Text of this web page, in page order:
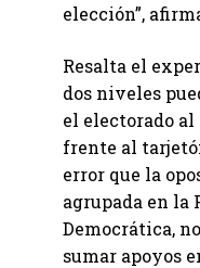
elección”,
Resalta el
dos niveles
el electorado
frente al
error que la
agrupada en la
Democrática,
sumar apoyos